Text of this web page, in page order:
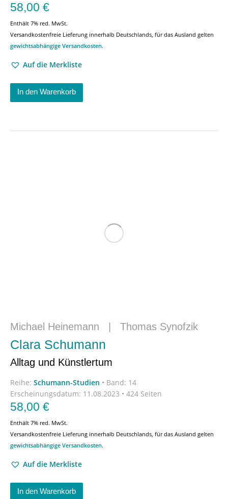
58,00 €
Enthält 7% red. MwSt.
Versandkostenfreie Lieferung innerhalb Deutschlands, für das Ausland gelten
gewichtsabhängige Versandkosten.
Auf die Merkliste
In den Warenkorb
Michael Heinemann Thomas Synofzik
Clara Schumann
Alltag und Künstlertum
Reihe: Schumann-Studien • Band: 14
Erscheinungsdatum: 11.08.2023 • 424 Seiten
58,00 €
Enthält 7% red. MwSt.
Versandkostenfreie Lieferung innerhalb Deutschlands, für das Ausland gelten
gewichtsabhängige Versandkosten.
Auf die Merkliste
In den Warenkorb